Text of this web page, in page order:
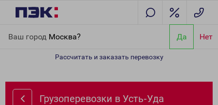
Ваш город Москва? Да Нет
Рассчитать и заказать перевозку
Грузоперевозки в Усть-Уда